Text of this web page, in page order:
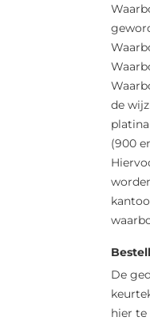
de
(900
De
hier te